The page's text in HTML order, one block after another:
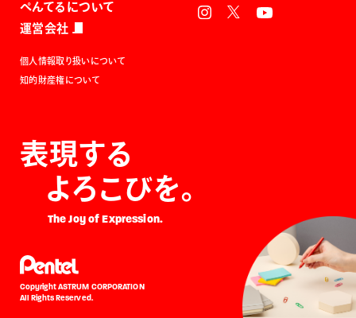
ぺんてるについて
運営会社
個人情報取り扱いについて
知的財産権について
表現する
よろこびを。
The Joy of Expression.
Copyright ASTRUM CORPORATION
All Rights Reserved.